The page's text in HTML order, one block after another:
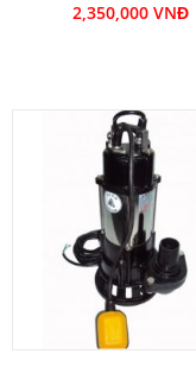
2,350,000 VNĐ